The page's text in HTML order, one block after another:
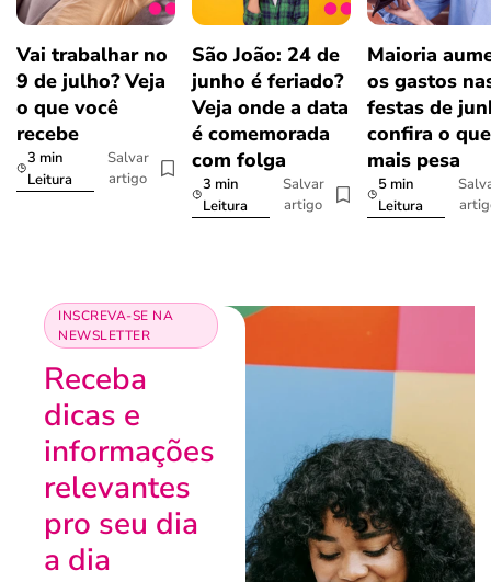
Vai trabalhar no
9 de julho? Veja
o que você
recebe
3 min
Leitura
Salvar
artigo
São João: 24 de
junho é feriado?
Veja onde a data
é comemorada
com folga
3 min
Leitura
Salvar
artigo
Maioria
os gastos
festas de
confira o que
mais pesa
5 min
Leitura
INSCREVA-SE NA
NEWSLETTER
Receba
dicas e
informações
relevantes
pro seu dia
a dia